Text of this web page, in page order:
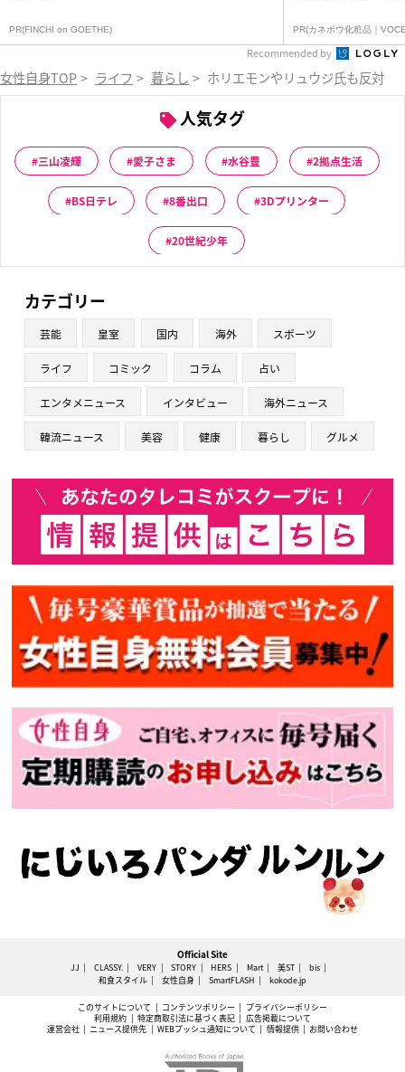
PR(FINCHI on GOETHE) PR(カネボウ化粧品｜
Recommended by
女性自身TOP > ライフ > 暮らし > ホリエモンやリュウジ氏も反対
人気タグ
三山凌輝 愛子さま 水谷豊 2拠点生活
BS日テレ 8番出口 3Dプリンター
20世紀少年
カテゴリー
芸能 皇室 国内 海外 スポーツ
ライフ コミック コラム 占い
エンタメニュース インタビュー 海外ニュース
韓流ニュース 美容 健康 暮らし グルメ
Official Site
JJ CLASSY. VERY STORY HERS Mart 美ST
bis
和食スタイル
女性自身 SmartFLASH kokode.jp
このサイトについて コンテンツポリシー
プライバシーポリシー
利用規約
特定商取引法に基づく表記
広告掲載について
運営会社
ニュース提供先 WEBプッシュ通知について 情報提供 お問い合わせ